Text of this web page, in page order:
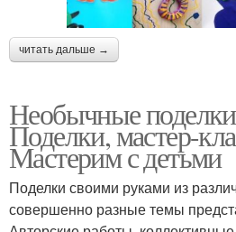
читать дальше →
Необычные
Поделки, мастер-
Мастерим с детьми
Поделки своими руками из
совершенно разные темы